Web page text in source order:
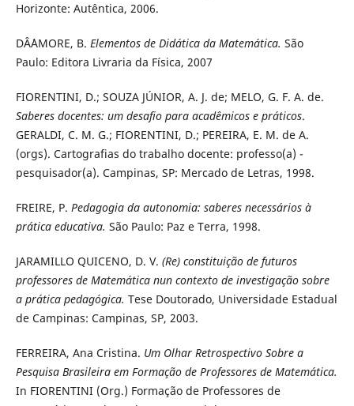
Horizonte: Autêntica, 2006.
DÂ´AMORE, B. Elementos de Didática da Matemática. São
Paulo: Editora Livraria da Física, 2007
FIORENTINI, D.; SOUZA JÚNIOR, A. J. de; MELO, G. F. A. de.
Saberes docentes: um desafio para acadêmicos e práticos.
GERALDI, C. M. G.; FIORENTINI, D.; PEREIRA, E. M. de A.
(orgs). Cartografias do trabalho docente: professo(a) -
pesquisador(a). Campinas, SP: Mercado de Letras, 1998.
FREIRE, P. Pedagogia da autonomia: saberes necessários à
prática educativa. São Paulo: Paz e Terra, 1998.
JARAMILLO QUICENO, D. V. (Re) constituição de futuros
professores de Matemática nun contexto de investigação sobre
a prática pedagógica. Tese Doutorado, Universidade Estadual
de Campinas: Campinas, SP, 2003.
FERREIRA, Ana Cristina. Um Olhar Retrospectivo Sobre a
Pesquisa Brasileira em Formação de Professores de Matemática.
In FIORENTINI (Org.) Formação de Professores de